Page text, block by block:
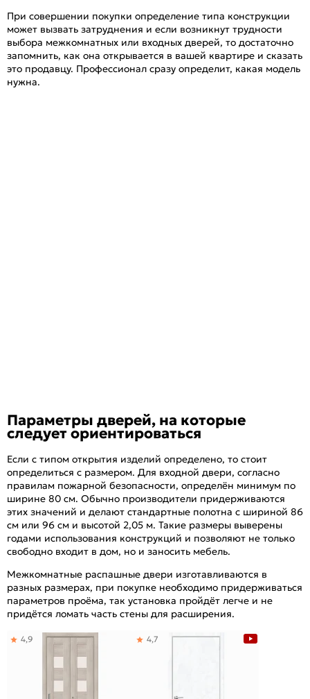
При совершении покупки определение типа конструкции
может вызвать затруднения и если возникнут трудности
выбора межкомнатных или входных дверей, то достаточно
запомнить, как она открывается в вашей квартире и сказать
это продавцу. Профессионал сразу определит, какая модель
нужна.
Параметры дверей, на которые
следует ориентироваться
Если с типом открытия изделий определено, то стоит
определиться с размером. Для входной двери, согласно
правилам пожарной безопасности, определён минимум по
ширине 80 см. Обычно производители придерживаются
этих значений и делают стандартные полотна с шириной 86
см или 96 см и высотой 2,05 м. Такие размеры выверены
годами использования конструкций и позволяют не только
свободно входит в дом, но и заносить мебель.
Межкомнатные распашные двери изготавливаются в
разных размерах, при покупке необходимо придерживаться
параметров проёма, так установка пройдёт легче и не
придётся ломать часть стены для расширения.
4,9 4,7